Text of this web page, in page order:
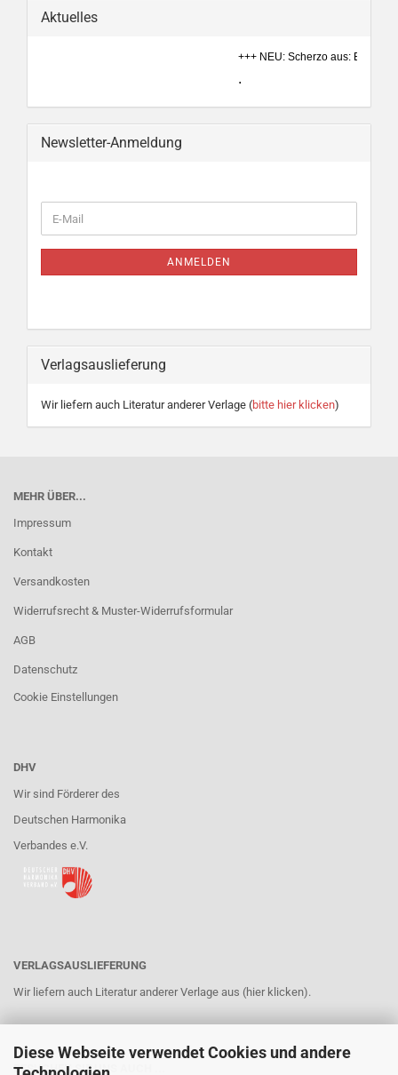
Diese Webseite verwendet Cookies und andere
Aktuelles
+++ NEU: Scherzo aus: Ein
Newsletter-Anmeldung
ZUR
E-
Mail
ANMELDEN
Verlagsauslieferung
Wir liefern auch Literatur anderer Verlage (bitte hier klicken)
MEHR ÜBER...
Impressum
Kontakt
Versandkosten
Widerrufsrecht & Muster-Widerrufsformular
AGB
Datenschutz
Cookie Einstellungen
DHV
Wir sind Förderer des
Deutschen Harmonika
Verbandes e.V.
VERLAGSAUSLIEFERUNG
Wir liefern auch Literatur anderer Verlage aus (hier klicken).
BESUCHEN SIE UNS AUCH ...